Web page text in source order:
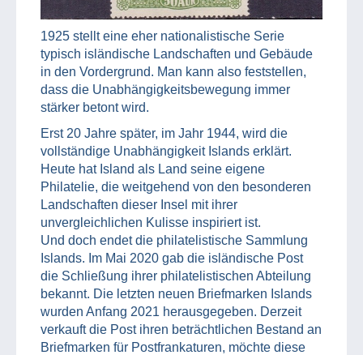
1925 stellt eine eher nationalistische Serie
typisch isländische Landschaften und Gebäude
in den Vordergrund. Man kann also feststellen,
dass die Unabhängigkeitsbewegung immer
stärker betont wird.
Erst 20 Jahre später, im Jahr 1944, wird die
vollständige Unabhängigkeit Islands erklärt.
Heute hat Island als Land seine eigene
Philatelie, die weitgehend von den besonderen
Landschaften dieser Insel mit ihrer
unvergleichlichen Kulisse inspiriert ist.
Und doch endet die philatelistische Sammlung
Islands. Im Mai 2020 gab die isländische Post
die Schließung ihrer philatelistischen Abteilung
bekannt. Die letzten neuen Briefmarken Islands
wurden Anfang 2021 herausgegeben. Derzeit
verkauft die Post ihren beträchtlichen Bestand an
Briefmarken für Postfrankaturen, möchte diese